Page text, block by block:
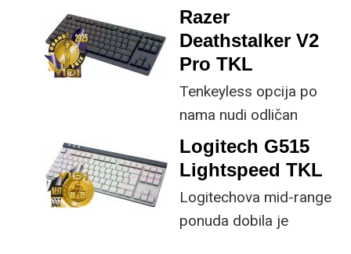
zabavnijom?
CoolerMaster je stisnuo
klasičan layout koliko je
god bilo moguće, bez
žrtvovanja
funkcionalnosti.
Razer
Deathstalker V2
Pro TKL
Tenkeyless opcija po
nama nudi odličan
kompromis dizajna i
funkcionalnosti za
gamere, pa i za one koji
puno svakodnevno
tipkaju.
Logitech G515
Lightspeed TKL
Logitechova mid-range
ponuda dobila je